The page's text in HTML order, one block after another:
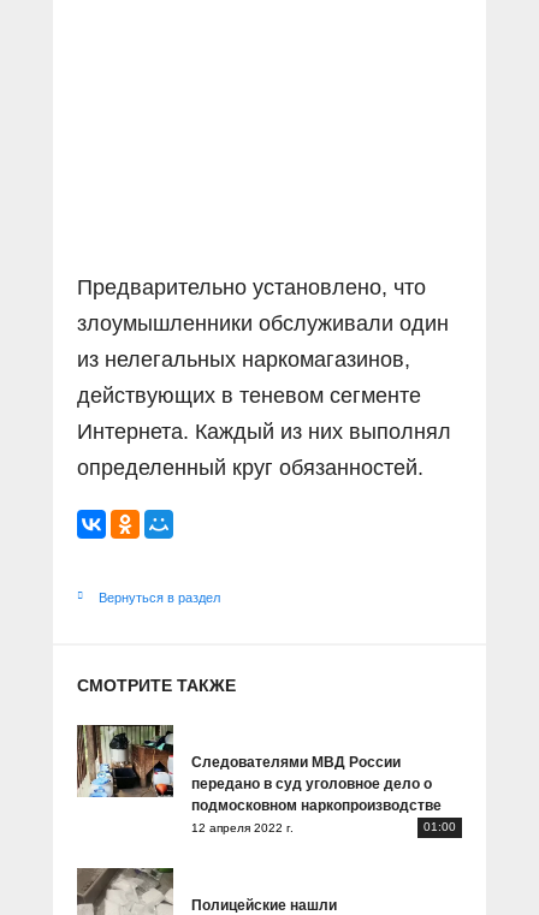
Предварительно установлено, что
злоумышленники обслуживали один
из нелегальных наркомагазинов,
действующих в теневом сегменте
Интернета. Каждый из них выполнял
определенный круг обязанностей.
Вернуться в раздел
СМОТРИТЕ ТАКЖЕ
Следователями МВД России
передано в суд уголовное дело о
подмосковном наркопроизводстве
12 апреля 2022 г. 01:00
Полицейские нашли